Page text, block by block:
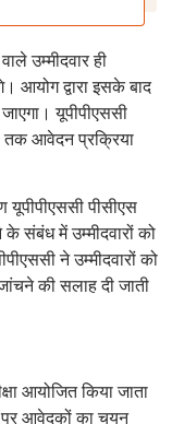
उम्मीदवार ही
आयोग द्वारा इसके बाद
यूपीपीएससी
तक आवेदन प्रक्रिया
यूपीपीएससी पीसीएस
के संबंध में उम्मीदवारों को
ने उम्मीदवारों को
की सलाह दी जाती
आयोजित किया जाता
पर आवेदकों का चयन